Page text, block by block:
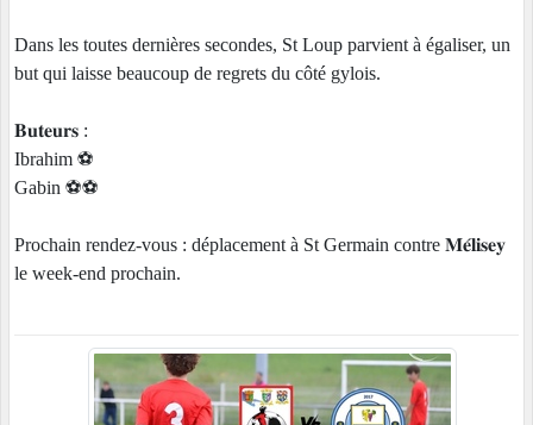
Dans les toutes dernières secondes, St Loup parvient à égaliser, un
but qui laisse beaucoup de regrets du côté gylois.
𝐁𝐮𝐭𝐞𝐮𝐫𝐬 :
Ibrahim ⚽
Gabin ⚽⚽
Prochain rendez-vous : déplacement à St Germain contre 𝐌𝐞́𝐥𝐢𝐬𝐞𝐲
le week-end prochain.